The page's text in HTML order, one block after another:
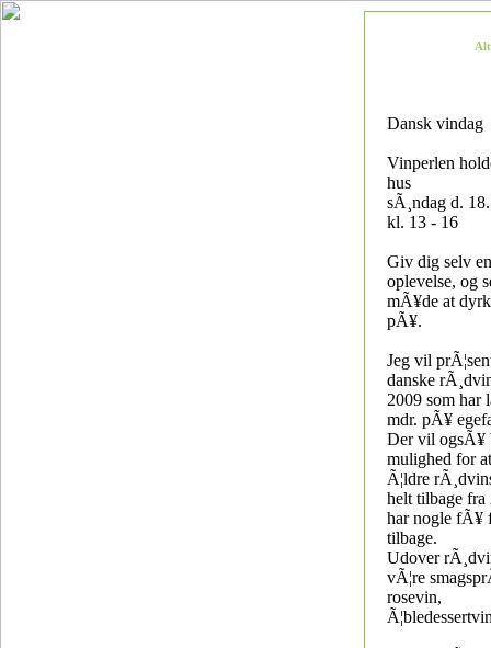
Dansk vindag
Vinperlen
hus
sÃ¸ndag d.
kl. 13 - 16
Giv dig selv
oplevelse, og
mÃ¥de at
pÃ¥.
Jeg vil
danske
2009 som har
mdr. pÃ¥
Der vil ogsÃ¥
mulighed for
Ã¦ldre
helt tilbage
har nogle fÃ¥
tilbage.
Udover
vÃ¦re
rosevin,